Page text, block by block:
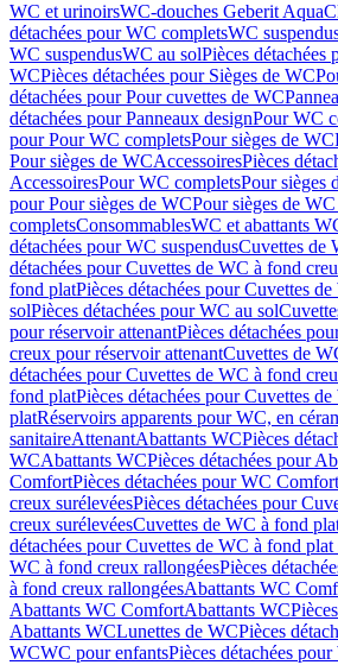
WC et urinoirsWC-douches Geberit
détachées pour WC completsWC
WC suspendusWC au solPièces détachées
WCPièces détachées pour Sièges de WC
détachées pour Pour cuvettes de WC
détachées pour Panneaux designPour WC
pour Pour WC completsPour sièges de WC
Pour sièges de WCAccessoiresPièces
AccessoiresPour WC completsPour sièges
pour Pour sièges de WCPour sièges de
completsConsommablesWC et abattants
détachées pour WC suspendusCuvettes de
détachées pour Cuvettes de WC à fond
fond platPièces détachées pour Cuvettes
solPièces détachées pour WC au sol
pour réservoir attenantPièces détachées
creux pour réservoir attenantCuvettes de
détachées pour Cuvettes de WC à fond
fond platPièces détachées pour Cuvettes
platRéservoirs apparents pour WC, en
sanitaireAttenantAbattants WCPièces
WCAbattants WCPièces détachées pour
ComfortPièces détachées pour WC Comfort
creux surélevéesPièces détachées pour
creux surélevéesCuvettes de WC à fond
détachées pour Cuvettes de WC à fond plat
WC à fond creux rallongéesPièces
à fond creux rallongéesAbattants WC
Abattants WC ComfortAbattants WC
Abattants WCLunettes de WCPièces
WCWC pour enfantsPièces détachées